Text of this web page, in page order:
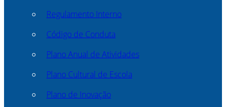
Regulamento Interno
Código de Conduta
Plano Anual de Atividades
Plano Cultural de Escola
Plano de Inovação